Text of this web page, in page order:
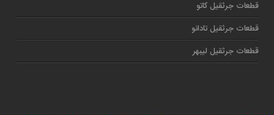
قطعات جرثقیل کاتو
قطعات جرثقیل تادانو
قطعات جرثقیل لیبهر